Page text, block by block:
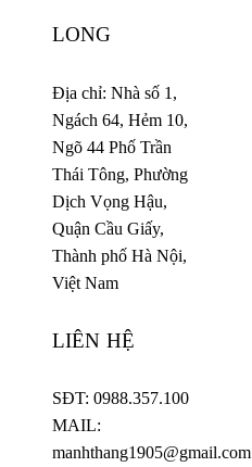
LONG
Địa chỉ: Nhà số 1,
Ngách 64, Hẻm 10,
Ngõ 44 Phố Trần
Thái Tông, Phường
Dịch Vọng Hậu,
Quận Cầu Giấy,
Thành phố Hà Nội,
Việt Nam
LIÊN HỆ
SĐT: 0988.357.100
MAIL:
manhthang1905@gmail.com